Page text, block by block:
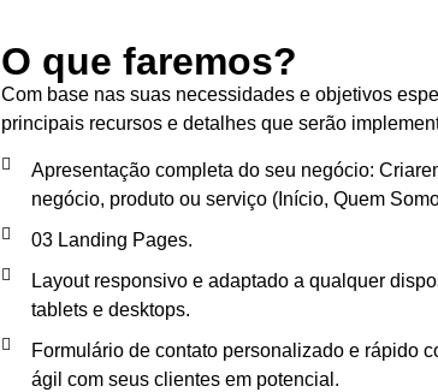
O que faremos?
Com base nas suas necessidades e objetivos
principais recursos e detalhes que serão
Apresentação completa do seu negócio:
negócio, produto ou serviço (Início, Quem
03 Landing Pages.
Layout responsivo e adaptado a qualquer
tablets e desktops.
Formulário de contato personalizado e rápido
ágil com seus clientes em potencial.